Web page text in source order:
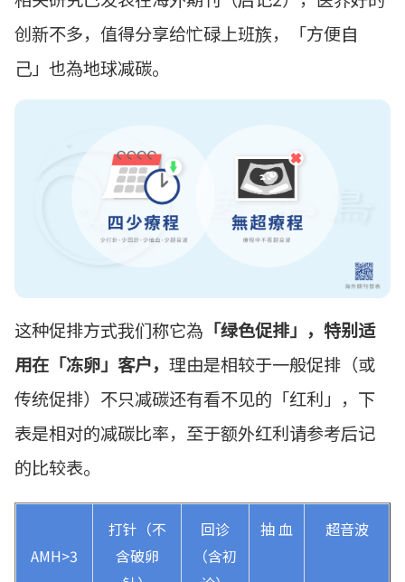
创新不多，值得分享给忙碌上班族，「方便自
己」也為地球减碳。
这种促排方式我们称它為 「绿色促排」，特别适
用在「冻卵」客户， 理由是相较于一般促排（或
传统促排）不只减碳还有看不见的「红利」，下
表是相对的减碳比率，至于额外红利请参考后记
的比较表。
AMH>3
打针（不
含破卵
回诊
（含初
抽 血 超音波